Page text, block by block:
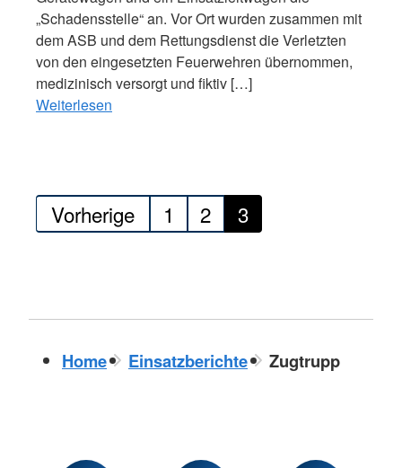
„Schadensstelle“ an. Vor Ort wurden zusammen mit
dem ASB und dem Rettungsdienst die Verletzten
von den eingesetzten Feuerwehren übernommen,
medizinisch versorgt und fiktiv […]
Weiterlesen
Seitennummerierung
der
Vorherige 1 2 3
Home Einsatzberichte Zugtrupp